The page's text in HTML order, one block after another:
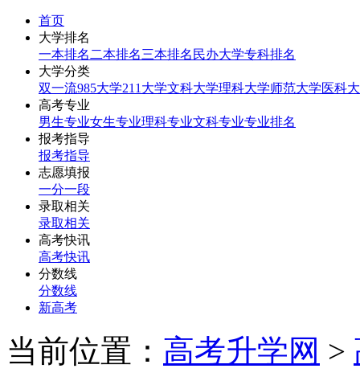
首页
大学排名
一本排名 二本排名三本排名 民办大学专科排名
大学分类
双一流985大学211大学文科大学理科大学师范大学医科
高考专业
男生专业女生专业理科专业文科专业专业排名
报考指导
报考指导
志愿填报
一分一段
录取相关
录取相关
高考快讯
高考快讯
分数线
分数线
新高考
当前位置： 高考升学网 >